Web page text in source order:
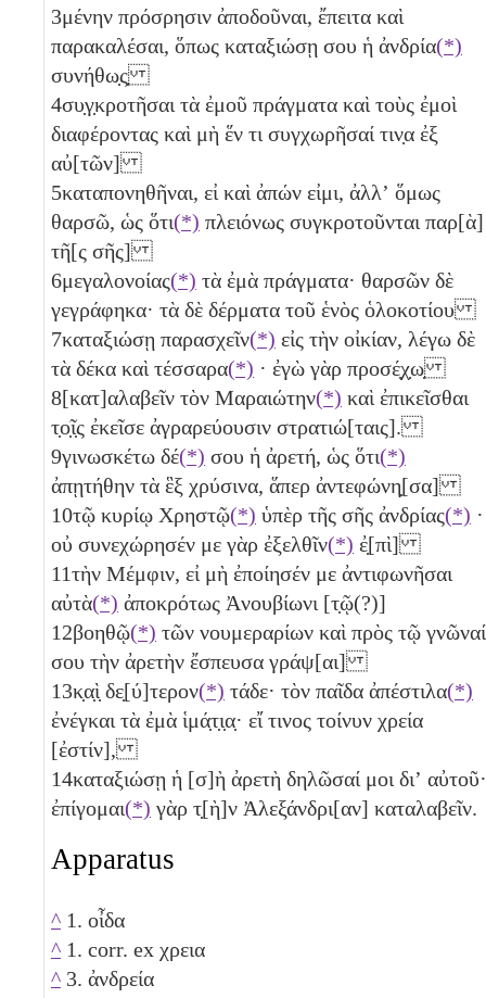
3μένην πρόσρησιν ἀποδοῦναι, ἔπειτα καὶ
παρακαλέσαι, ὅπως καταξιώσῃ σου ἡ ἀνδρία(*)
συνήθω̣ς̣
4συ̣γ̣κροτῆσαι τὰ ἐμοῦ πράγματα καὶ τοὺς ἐμοὶ
διαφέροντας καὶ μὴ ἕν τι συγχωρῆσαί τιν̣α ἐξ
αὐ[τῶν]
5καταπονηθῆναι, εἰ καὶ ἀπών εἰμι, ἀλλʼ ὅμως
θαρσῶ, ὡς ὅτι(*) πλειόνως συγκροτοῦνται παρ[ὰ]
τῆ[ς σῆς]
6μεγαλονοίας(*) τὰ ἐμὰ πράγματα· θαρσῶν δὲ
γεγράφηκα· τὰ δὲ δέρματα τοῦ ἑνὸς ὁλοκοτίου
7καταξιώσῃ παρασχεῖν(*) εἰς τὴν οἰκίαν, λέγω δὲ
τὰ δέκα καὶ τέσσαρα(*) · ἐγὼ γὰρ προσέ̣χ̣ω̣
8[κατ]αλαβεῖν τὸν Μαραιώτην(*) καὶ ἐπικεῖσθαι
τ̣ο̣ῖ̣ς ἐκεῖσε ἀγραρεύουσιν στρατιώ[ταις].
9γινωσκέτω δέ(*) σου ἡ ἀρετή, ὡς ὅτι(*)
ἀπῃτήθην τὰ ἓξ χρύσινα, ἅπερ ἀντεφώνη̣[σα]
10τῷ κυρίῳ Χρηστῷ(*) ὑπὲρ τῆς σῆς ἀνδρίας(*) ·
οὐ συνεχώρησέν με γὰρ ἐξελθῖν(*) ἐ̣[πὶ]
11τὴν Μέμφιν, εἰ μὴ ἐποίησέν με ἀντιφωνῆσαι
αὐτὰ(*) ἀποκρότως Ἀνουβίωνι [τ̣ῷ(?)]
12βοηθῷ(*) τῶν νουμεραρίων καὶ πρὸς τῷ γνῶναί
σου τὴν ἀρετὴν ἔσπευσα γράψ[αι]
13κ̣α̣ὶ̣ δε̣[ύ]τερον(*) τάδε· τὸν παῖδα ἀπέστιλα(*)
ἐνέγκαι τὰ ἐμὰ ἱμά̣τ̣ι̣α̣· εἴ τινος τοίνυν χρεία
[ἐστίν],
14καταξιώσῃ ἡ [σ]ὴ ἀρετὴ δηλῶσαί μοι διʼ αὐτοῦ·
ἐπίγομαι(*) γὰρ τ̣[ὴ]ν Ἀλεξάνδρι[αν] καταλαβεῖν.
Apparatus
^ 1. οἶδα
^ 1. corr. ex χρεια
^ 3. ἀνδρεία